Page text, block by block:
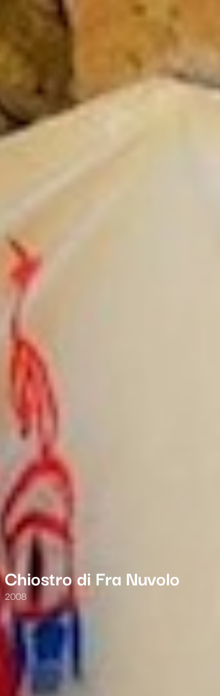
Chiostro di Fra Nuvolo
2008